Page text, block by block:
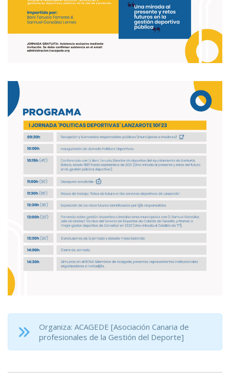
Organiza: ACAGEDE [Asociación Canaria de
profesionales de la Gestión del Deporte]